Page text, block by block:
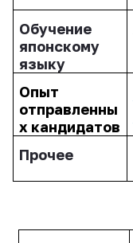
Обучение
японскому
языку
Опыт
отправленны
х кандидатов
Прочее